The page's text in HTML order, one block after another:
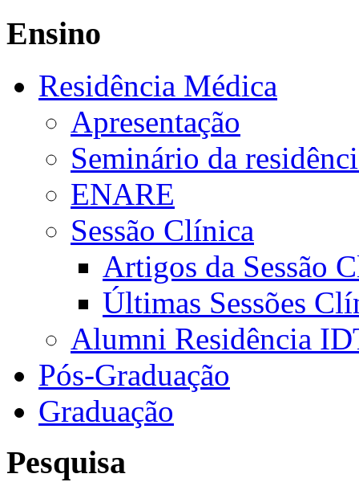
Ensino
Residência Médica
Apresentação
Seminário da
ENARE
Sessão Clínica
Artigos da Sessão
Últimas Sessões
Alumni Residência
Pós-Graduação
Graduação
Pesquisa